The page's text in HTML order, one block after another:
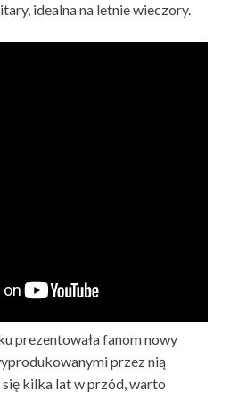
idealna na letnie wieczory.
prezentowała fanom nowy
przez nią
kilka lat w przód, warto